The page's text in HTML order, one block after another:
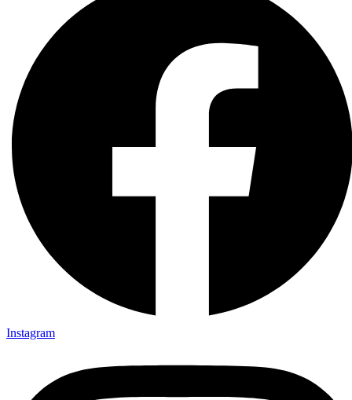
Instagram